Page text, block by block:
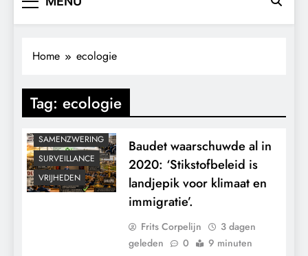
Home ecologie
Tag: ecologie
GEOPOLITIEK
GRONDRECHTEN
KLIMAATBEDROG
POLITIEK
RECHTSPRAAK
SAMENZWERING
SURVEILLANCE
VRIJHEDEN
Baudet waarschuwde al in
2020: ‘Stikstofbeleid is
landjepik voor klimaat en
immigratie’.
Frits Corpelijn
3 dagen
geleden
0 9 minuten